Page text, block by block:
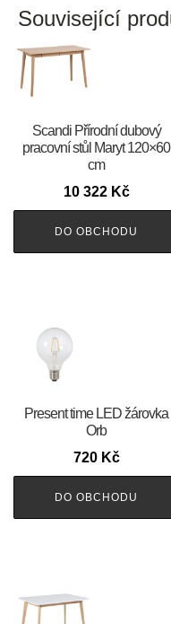
Související
Scandi Přírodní dubový
pracovní stůl Maryt 120×60
cm
10 322 Kč
DO OBCHODU
Present time LED žárovka
Orb
720 Kč
DO OBCHODU